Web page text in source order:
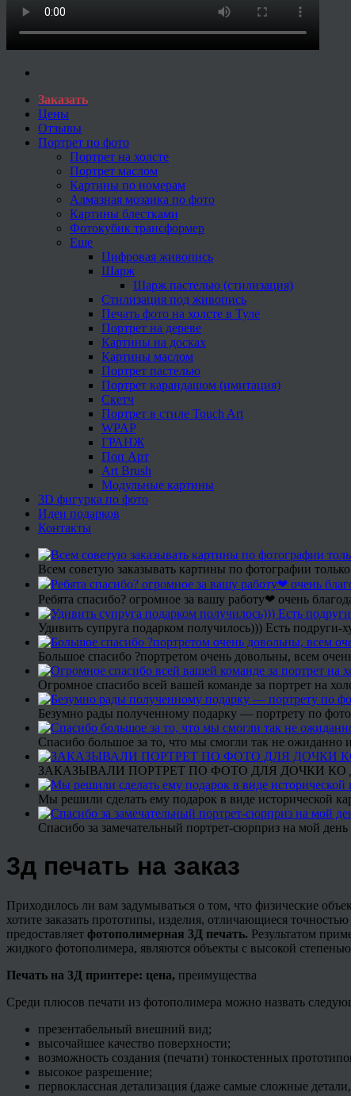
Заказать
Цены
Отзывы
Портрет по фото
Портрет на холсте
Портрет маслом
Картины по номерам
Алмазная мозаика по фото
Картины блестками
Фотокубик трансформер
Еще
Цифровая живопись
Шарж
Шарж пастелью (стилизация)
Стилизация под живопись
Печать фото на холсте в Туле
Портрет на дереве
Картины на досках
Картины маслом
Портрет пастелью
Портрет карандашом (имитация)
Скетч
Портрет в стиле Touch Art
WPAP
ГРАНЖ
Поп Арт
Art Brush
Модульные картины
3D фигурка по фото
Идеи подарков
Контакты
Всем советую заказывать картины по фотографии
Ребята спасибо? огромное за вашу работу❤ очень
Удивить супруга подарком получилось))) Есть
Большое спасибо ?портретом очень довольны, всем
Огромное спасибо всей вашей команде за портрет на
Безумно рады полученному подарку — портрету по
Спасибо большое за то, что мы смогли так не
ЗАКАЗЫВАЛИ ПОРТРЕТ ПО ФОТО ДЛЯ ДОЧКИ
Мы решили сделать ему подарок в виде исторической
Спасибо за замечательный портрет-сюрприз на мой
3д печать на заказ
Приходилось ли вам задумываться о том, что физические
хотите заказать прототипы, изделия, отличающиеся
предоставляет фотополимерная 3Д печать. Результатом
жидкого фотополимера, являются объекты с высокой
Печать на 3Д принтере: цена, преимущества
Среди плюсов печати из фотополимера можно назвать
презентабельный внешний вид;
высочайшее качество поверхности;
возможность создания (печати) тонкостенных
высокое разрешение;
первоклассная детализация (даже самые сложные